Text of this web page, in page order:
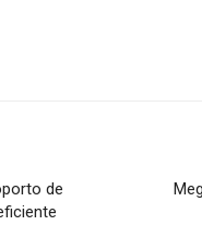
de